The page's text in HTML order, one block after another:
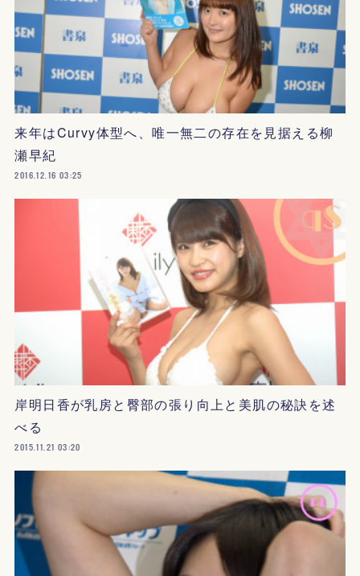
来年はCurvy体型へ、唯一無二の存在を見据える柳
瀬早紀
2016.12.16 03:25
岸明日香が乳房と臀部の張り向上と美肌の秘訣を述
べる
2015.11.21 03:20